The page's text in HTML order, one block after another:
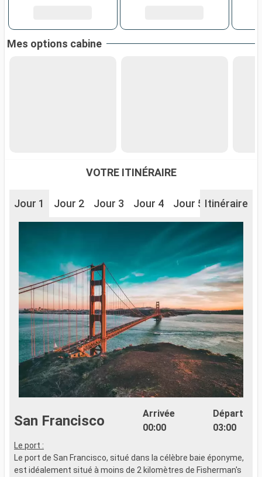
Mes options cabine
VOTRE ITINÉRAIRE
Jour 1 Jour 2 Jour 3 Jour 4 Jour 5 Jour 6
Itinéraire
San Francisco
Arrivée
00:00
Départ
03:00
Le port :
Le port de San Francisco, situé dans la célèbre baie éponyme,
est idéalement situé à moins de 2 kilomètres de Fisherman's